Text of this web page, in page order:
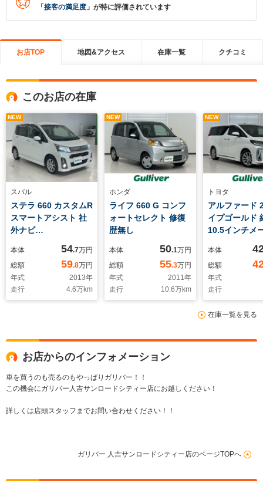
「 接客の満足度 」が特に評価されています
お店TOP 地図&アクセス 在庫一覧 クチコミ
このお店の在庫
NEW
スバル
ステラ 660 カスタムR
スマートアシスト 社
外ナビ
ックモニター 横滑り
防止装置 衝突軽減シ
ステム 純正フロアマ
ット 純正アルミホイ
ール ETC プッシュ
本体 54.7万円
総額
59.8万円
年式
2013年
走行
4.6万km
NEW
ホンダ
ライフ 660 G コンフ
ォートセレクト 修復
歴無し
本体 50.1万円
総額
55.3万円
年式
2011年
走行
10.6万km
NEW
トヨタ
アルファード
イプゴールド
10.5インチメ
フ 13.3イン
プダウンモニ
周囲カメラ
ンド モデリ
ロ ETC2.0
ワースライド
本体
総額
年式
走行
在庫一覧を見る
お店からのインフォメーション
車を買うのも売るのもやっぱりガリバー！！
この機会にガリバー人吉サンロードシティー店にお越しください！
詳しくは店頭スタッフまでお問い合わせください！！
ガリバー 人吉サンロードシティー店のページTOPへ